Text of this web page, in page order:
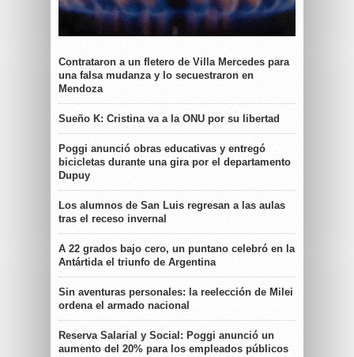
Contrataron a un fletero de Villa Mercedes para
una falsa mudanza y lo secuestraron en
Mendoza
Sueño K: Cristina va a la ONU por su libertad
Poggi anunció obras educativas y entregó
bicicletas durante una gira por el departamento
Dupuy
Los alumnos de San Luis regresan a las aulas
tras el receso invernal
A 22 grados bajo cero, un puntano celebró en la
Antártida el triunfo de Argentina
Sin aventuras personales: la reelección de Milei
ordena el armado nacional
Reserva Salarial y Social: Poggi anunció un
aumento del 20% para los empleados públicos